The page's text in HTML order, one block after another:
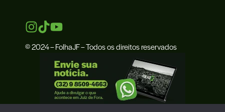
© 2024 – FolhaJF – Todos os direitos reservados